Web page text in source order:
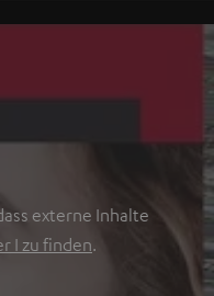
externe Inhalte
I zu finden.